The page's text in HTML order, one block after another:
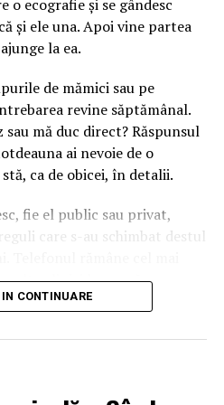
rol tot mai important în
risc crescut de afecțiuni
cronică B sau C, diabet
excesiv de alcool sau
hepatic ar trebui să
Acest tip de monitorizare
incipiente, când
și completă, o opțiune
instrument esențial în
și reproductibilă, ea
starea ficatului și
o ecografie și se gândesc
și ele una. Apoi vine partea
la ea.
de mămici sau pe
revine săptămânal.
mă duc direct? Răspunsul
ai nevoie de o
ca de obicei, în detalii.
fie el public sau privat,
care s-au schimbat destul
clinici lucrează cu
chiar boți pe WhatsApp.
fără programare, dacă
este disponibil pe loc.
orașele mari, unde
CONTINUARE